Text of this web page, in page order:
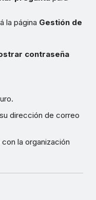
la página Gestión de
contraseña
dirección de correo
la organización